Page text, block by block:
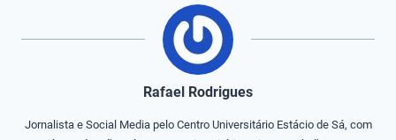
Rafael Rodrigues
Jornalista e Social Media pelo Centro Universitário Estácio de Sá, com